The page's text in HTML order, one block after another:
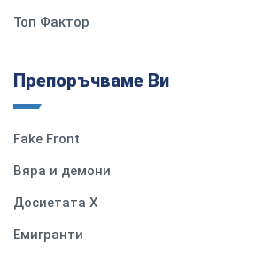
Топ Фактор
Препоръчваме Ви
Fake Front
Вяра и демони
Досиетата Х
Емигранти